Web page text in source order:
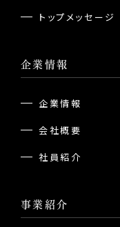
トップメッセージ
企業情報
企業情報
会社概要
社員紹介
事業紹介